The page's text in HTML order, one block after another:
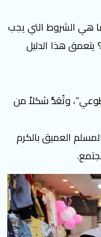
هي الشروط التي يجب
هذا الدليل
وتُعَدُّ شكلاً من
المسلم العميق بالكرم
حرام؟